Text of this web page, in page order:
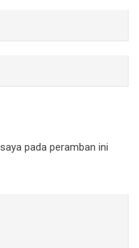
pada peramban ini